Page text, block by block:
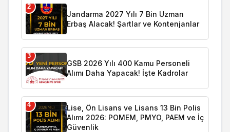
2
Jandarma 2027 Yılı 7 Bin Uzman
Erbaş Alacak! Şartlar ve Kontenjanlar
3
GSB 2026 Yılı 400 Kamu Personeli
Alımı Daha Yapacak! İşte Kadrolar
4
Lise, Ön Lisans ve Lisans 13 Bin Polis
Alımı 2026: POMEM, PMYO, PAEM ve İç
Güvenlik